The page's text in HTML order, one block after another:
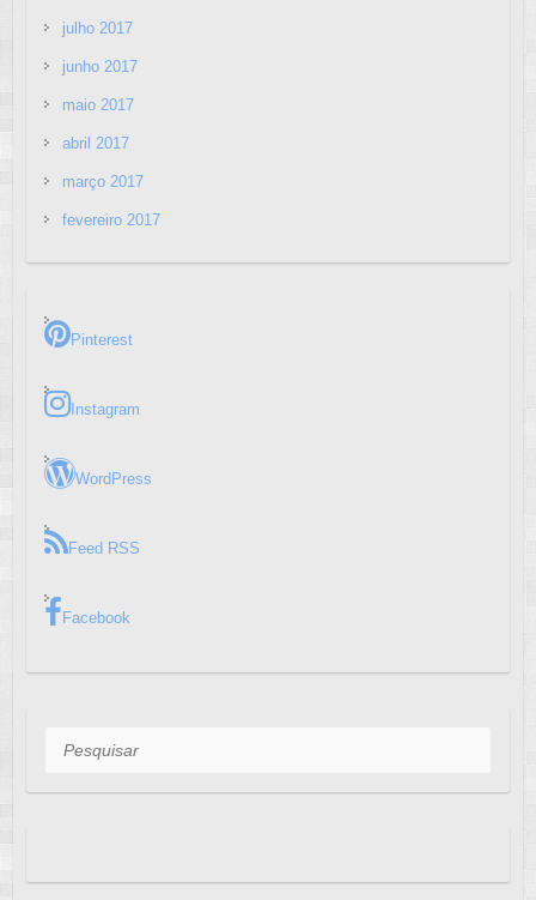
julho 2017
junho 2017
maio 2017
abril 2017
março 2017
fevereiro 2017
Pinterest
Instagram
WordPress
Feed RSS
Facebook
Pesquisar